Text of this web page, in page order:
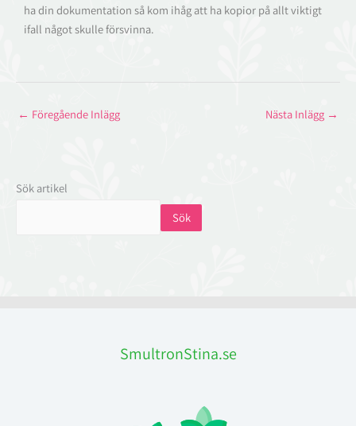
ha din dokumentation så kom ihåg att ha kopior på allt viktigt
ifall något skulle försvinna.
← Föregående Inlägg Nästa Inlägg →
Sök artikel
Sök
SmultronStina.se